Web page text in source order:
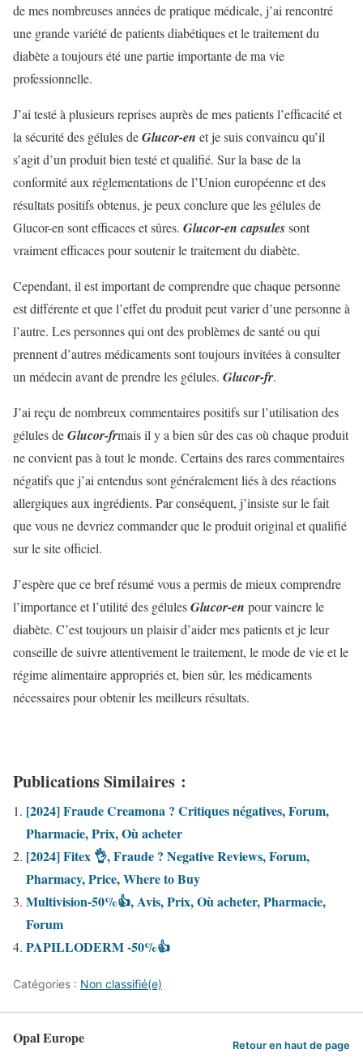
de mes nombreuses années de pratique médicale, j’ai rencontré
une grande variété de patients diabétiques et le traitement du
diabète a toujours été une partie importante de ma vie
professionnelle.
J’ai testé à plusieurs reprises auprès de mes patients l’efficacité et
la sécurité des gélules deGlucor-en et je suis convaincu qu’il
s’agit d’un produit bien testé et qualifié. Sur la base de la
conformité aux réglementations de l’Union européenne et des
résultats positifs obtenus, je peux conclure que les gélules de
Glucor-en sont efficaces et sûres. Glucor-en capsulessont
vraiment efficaces pour soutenir le traitement du diabète.
Cependant, il est important de comprendre que chaque personne
est différente et que l’effet du produit peut varier d’une personne à
l’autre. Les personnes qui ont des problèmes de santé ou qui
prennent d’autres médicaments sont toujours invitées à consulter
un médecin avant de prendre les gélules. Glucor-fr.
J’ai reçu de nombreux commentaires positifs sur l’utilisation des
gélules deGlucor-frmais il y a bien sûr des cas où chaque produit
ne convient pas à tout le monde. Certains des rares commentaires
négatifs que j’ai entendus sont généralement liés à des réactions
allergiques aux ingrédients. Par conséquent, j’insiste sur le fait
que vous ne devriez commander que le produit original et qualifié
sur le site officiel.
J’espère que ce bref résumé vous a permis de mieux comprendre
l’importance et l’utilité des gélulesGlucor-en pour vaincre le
diabète. C’est toujours un plaisir d’aider mes patients et je leur
conseille de suivre attentivement le traitement, le mode de vie et le
régime alimentaire appropriés et, bien sûr, les médicaments
nécessaires pour obtenir les meilleurs résultats.
Publications Similaires :
[2024] Fraude Creamona ? Critiques négatives, Forum,
Pharmacie, Prix, Où acheter
[2024] Fitex 👌, Fraude ? Negative Reviews, Forum,
Pharmacy, Price, Where to Buy
Multivision-50%👍, Avis, Prix, Où acheter, Pharmacie,
Forum
PAPILLODERM -50%👍
Catégories : Non classifié(e)
Opal Europe Retour en haut de page